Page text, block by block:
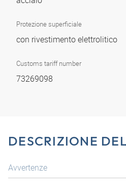
Protezione superficiale
con rivestimento elettrolitico
Customs tariff number
73269098
DESCRIZIONE
Avvertenze